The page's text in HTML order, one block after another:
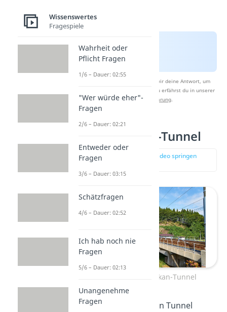
Nach Beantwortung speichern wir deine Antwort, um
Studyflix zu verbessern. Mehr dazu erfährst du in unserer
Datenschutzerklärung.
Platz 2: Seikan-Tunnel
zur Stelle im Video springen
Eingang in den Seikan-Tunnel
Auf Platz 2 der längsten Tunnel
Wissenswertes
Fragespiele
Wahrheit oder
Pflicht Fragen
1/6 – Dauer: 02:55
"Wer würde eher"-
Fragen
2/6 – Dauer: 02:21
Entweder oder
Fragen
3/6 – Dauer: 03:15
Schätzfragen
4/6 – Dauer: 02:52
Ich hab noch nie
Fragen
5/6 – Dauer: 02:13
Unangenehme
Fragen